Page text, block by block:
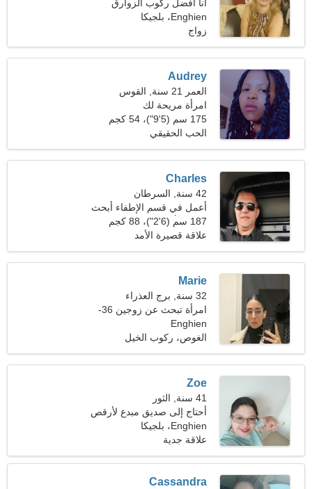
أنا أفضل ركوب الزوارق
والتزلج
Enghien، بلجيكا
زواج
Audrey
العمر 21 سنة, القوس
امرأة مريحة لك
175 سم (5'9")، 54 كجم
(119 رطلا)
الحب الحقيقي
Charles
42 سنة, السرطان
أعمل في قسم الإطفاء أبحث
عن امرأة متحمسة 187 سم (6'2")، 88 كجم
(194 رطلا)
علاقة قصيرة الأمد
Marie
32 سنة, برج العذراء
امرأة تبحث عن زوجين 36-
41
Enghien
الغوص، ركوب الخيل
Zoe
41 سنة, الثور
أحتاج إلى صديق مبدع لأرقص
معًا
Enghien، بلجيكا
علاقة جدية
Cassandra